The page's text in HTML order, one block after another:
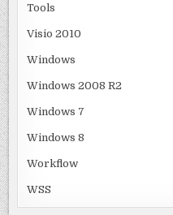
Tools
Visio 2010
Windows
Windows 2008 R2
Windows 7
Windows 8
Workflow
WSS